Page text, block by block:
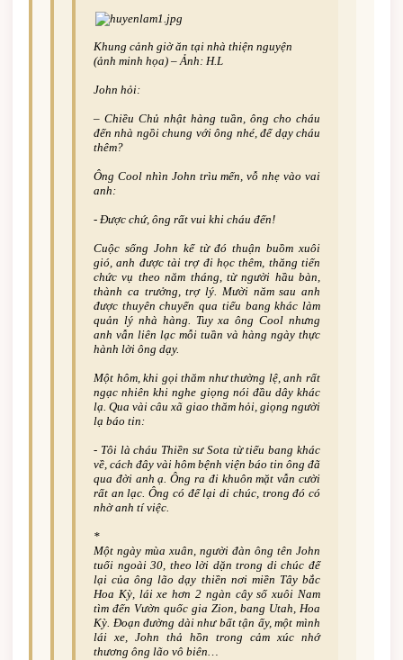
Khung cảnh giờ ăn tại nhà thiện nguyện
(ảnh minh họa) – Ảnh: H.L
John hỏi:
– Chiều Chủ nhật hàng tuần, ông cho cháu
đến nhà ngồi chung với ông nhé, để dạy cháu
thêm?
Ông Cool nhìn John trìu mến, vỗ nhẹ vào vai
anh:
-­ Được chứ, ông rất vui khi cháu đến!
Cuộc sống John kể từ đó thuận buồm xuôi
gió, anh được tài trợ đi học thêm, thăng tiến
chức vụ theo năm tháng, từ người hầu bàn,
thành ca trưởng, trợ lý. Mười năm sau anh
được thuyên chuyển qua tiểu bang khác làm
quản lý nhà hàng. Tuy xa ông Cool nhưng
anh vẫn liên lạc mỗi tuần và hàng ngày thực
hành lời ông dạy.
Một hôm, khi gọi thăm như thường lệ, anh rất
ngạc nhiên khi nghe giọng nói đầu dây khác
lạ. Qua vài câu xã giao thăm hỏi, giọng người
lạ báo tin:
-­ Tôi là cháu Thiền sư Sota từ tiểu bang khác
về, cách đây vài hôm bệnh viện báo tin ông đã
qua đời anh ạ. Ông ra đi khuôn mặt vẫn cười
rất an lạc. Ông có để lại di chúc, trong đó có
nhờ anh tí việc.
*
Một ngày mùa xuân, người đàn ông tên John
tuổi ngoài 30, theo lời dặn trong di chúc để
lại của ông lão dạy thiền nơi miền Tây­ bắc
Hoa Kỳ, lái xe hơn 2 ngàn cây số xuôi Nam
tìm đến Vườn quốc gia Zion, bang Utah, Hoa
Kỳ. Đoạn đường dài như bất tận ấy, một mình
lái xe, John thả hồn trong cảm xúc nhớ
thương ông lão vô biên…